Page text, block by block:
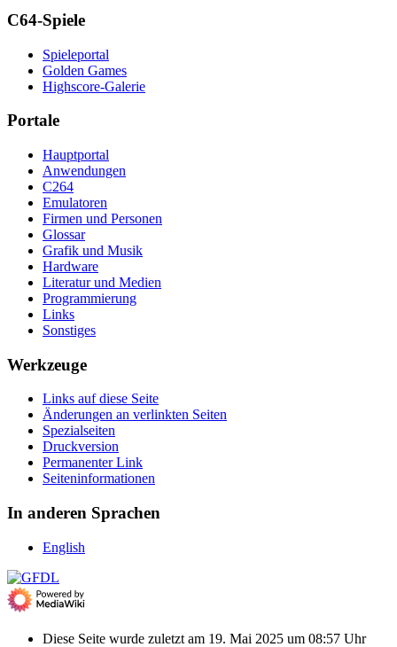
C64-Spiele
Spieleportal
Golden Games
Highscore-Galerie
Portale
Hauptportal
Anwendungen
C264
Emulatoren
Firmen und Personen
Glossar
Grafik und Musik
Hardware
Literatur und Medien
Programmierung
Links
Sonstiges
Werkzeuge
Links auf diese Seite
Änderungen an verlinkten Seiten
Spezialseiten
Druckversion
Permanenter Link
Seiten­­informationen
In anderen Sprachen
English
Diese Seite wurde zuletzt am 19. Mai 2025 um 08:57 Uhr